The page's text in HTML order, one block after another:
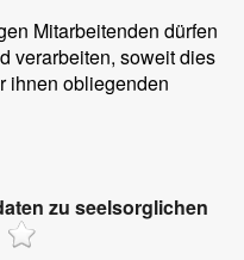
Mitarbeitenden dürfen
verarbeiten, soweit dies
ihnen obliegenden
zu seelsorglichen